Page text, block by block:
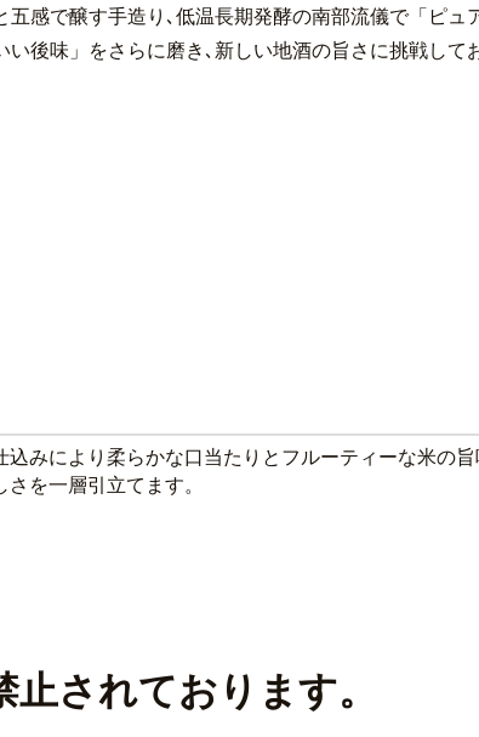
五感で醸す手造り､低温長期発酵の南部流儀で「ピュ
い後味」をさらに磨き､新しい地酒の旨さに挑戦して
みにより柔らかな口当たりとフルーティーな米の旨
を一層引立てます。
されております。